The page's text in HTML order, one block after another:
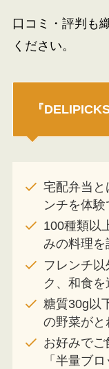
口コミ・評判も
ください。
『
宅配弁当と
ンチを体験
100種類以
みの料理を
フレンチ
ク、和食
糖質30g以
の野菜がと
お好みで
「半量ブ